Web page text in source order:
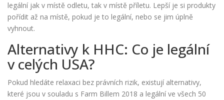
legální jak v místě odletu, tak v místě příletu. Lepší je si produkty
pořídit až na místě, pokud je to legální, nebo se jim úplně
vyhnout.
Alternativy k HHC: Co je legální
v celých USA?
Pokud hledáte relaxaci bez právních rizik, existují alternativy,
které jsou v souladu s Farm Billem 2018 a legální ve všech 50